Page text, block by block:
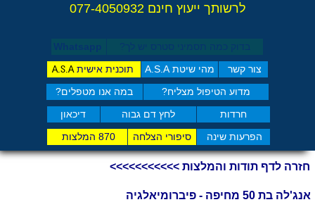
צור קשר מהי שיטת A.S.A תוכנית אישיתA.S.A
חרדות לחץ דם גבוה דיכאון
מדוע הטיפול מצליח? במה אנו מטפלים?
הפרעות שינה סיפורי הצלחה 870 המלצות
לרשותך ייעוץ חינם 077-4050932
אנג'לה בת 50 מחיפה - פיברומיאלגיה
חזרה לדף תודות והמלצות >>>>>>>>>>>